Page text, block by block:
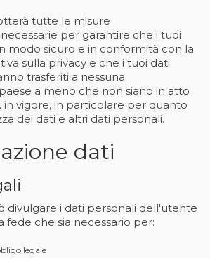
tutte le misure
per garantire che i tuoi
modo sicuro e in conformità con la
sulla privacy e che i tuoi dati
trasferiti a nessuna
a meno che non siano in atto
in vigore, in particolare per quanto
dei dati e altri dati personali.
dati
divulgare i dati personali dell'utente
fede che sia necessario per:
legale